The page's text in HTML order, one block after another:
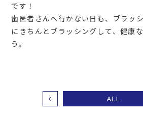
です！
歯医者さんへ行かない日も、ブラッ
にきちんとブラッシングして、健康
う。
ALL